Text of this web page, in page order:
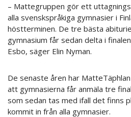
– Mattegruppen gör ett
alla svenskspråkiga gymnasier i
höstterminen. De tre bästa
gymnasium får sedan delta i
Esbo, säger Elin Nyman.
De senaste åren har
att gymnasierna får anmäla tre
som sedan tas med ifall det finns
kommit in från alla gymnasier.